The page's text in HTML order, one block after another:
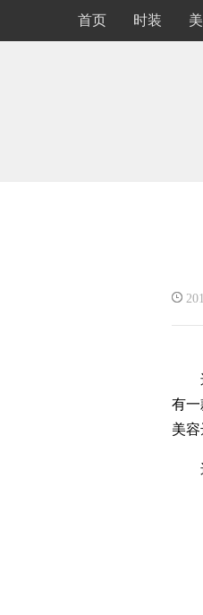
首页 时装
这
有
美容
这